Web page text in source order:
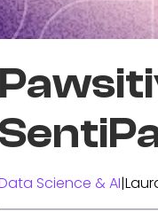
Science & AI|